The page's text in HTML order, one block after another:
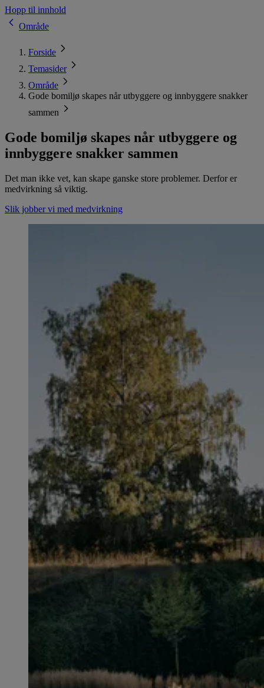
Hopp til innhold
Område
Forside
Temasider
Område
Gode bomiljø skapes når utbyggere og innbyggere snakker
sammen
Gode bomiljø skapes når utbyggere og
innbyggere snakker sammen
Det man ikke vet, kan skape ganske store problemer. Derfor er
medvirkning så viktig.
Slik jobber vi med medvirkning